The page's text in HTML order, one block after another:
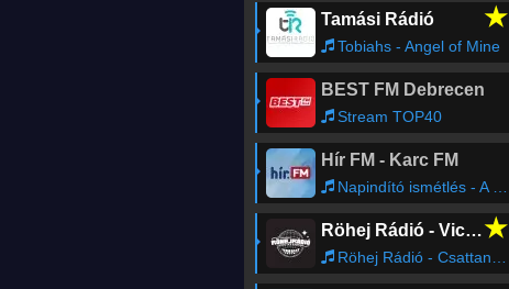
Tamási Rádió ★
Tobiahs - Angel of Mine
BEST FM Debrecen
Stream TOP40
Hír FM - Karc FM
Napindító ismétlés - A HírTV reggeli műsora.
Röhej Rádió - Vicc az egész★
Röhej Rádió - Csattanós82